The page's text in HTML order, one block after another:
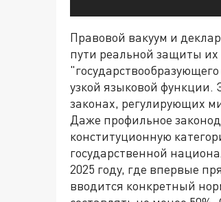
Правовой вакуум и
пути реальной защиты их
узкой языковой функции.
законах, регулирующих
Даже профильное
конституционную
государственной
2025 году, где впервые
вводится конкретный